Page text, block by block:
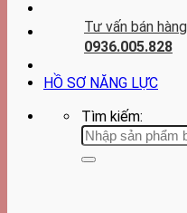
Tư vấn bán hàng
0936.005.828
HỒ SƠ NĂNG LỰC
Tìm kiếm: